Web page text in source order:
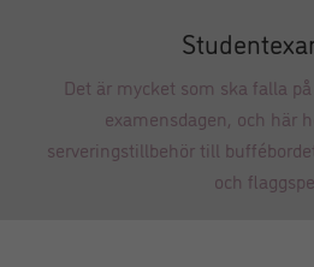
Det är mycket som ska falla
examensdagen, och här
serveringstillbehör till
och